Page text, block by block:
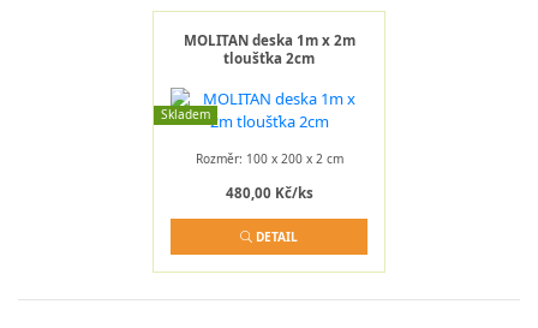
MOLITAN deska 1m x 2m
tloušťka 2cm
Skladem
Rozměr: 100 x 200 x 2 cm
480,00 Kč/ks
DETAIL